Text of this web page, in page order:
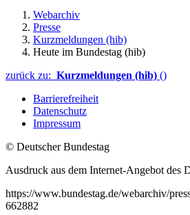
Webarchiv
Presse
Kurzmeldungen (hib)
Heute im Bundestag (hib)
zurück zu: Kurzmeldungen (hib) ()
Barrierefreiheit
Datenschutz
Impressum
© Deutscher Bundestag
Ausdruck aus dem Internet-Angebot des
https://www.bundestag.de/webarchiv/
662882